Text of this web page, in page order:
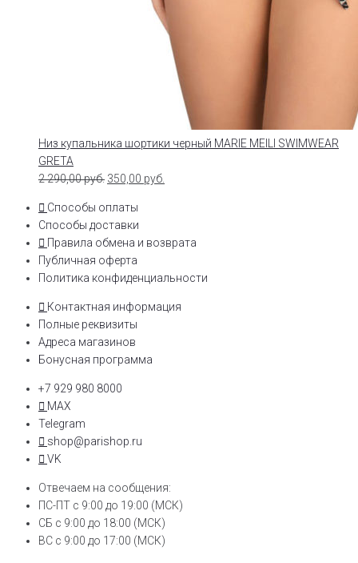
Низ купальника шортики черный MARIE MEILI SWIMWEAR
GRETA
2 290,00руб. 350,00 руб.
Способы оплаты
Способы доставки
Правила обмена и возврата
Публичная оферта
Политика конфиденциальности
Контактная информация
Полные реквизиты
Адреса магазинов
Бонусная программа
+7 929 980 8000
MAX
Telegram
shop@parishop.ru
VK
Отвечаем на сообщения:
ПС-ПТ с 9:00 до 19:00 (МСК)
СБ с 9:00 до 18:00 (МСК)
ВС с 9:00 до 17:00 (МСК)